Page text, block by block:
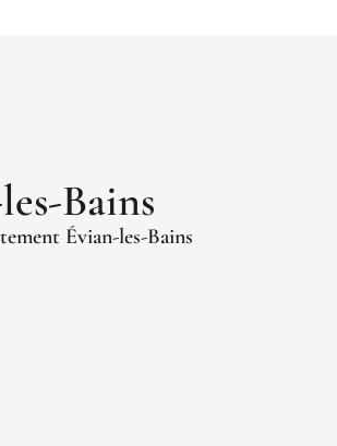
Bains
Évian-les-Bains